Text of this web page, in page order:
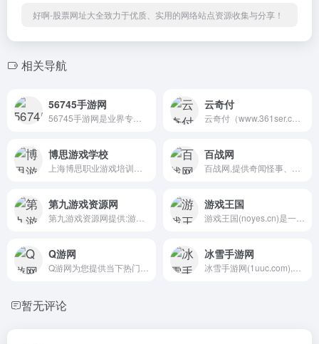
好啊-股票网址大全致力于优质、实用的网络站点资源收集与分享！
相关导航
56745手游网 云奇付
博思游戏学校 百战网
第九游戏资源网 游戏王国
Q游网 冰雪手游网
暂无评论